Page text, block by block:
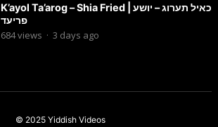
K’ayol Ta’arog – Shia Fried | כאיל תערוג – יושע
פריעד
684views · 3 days ago
© 2025 Yiddish Videos